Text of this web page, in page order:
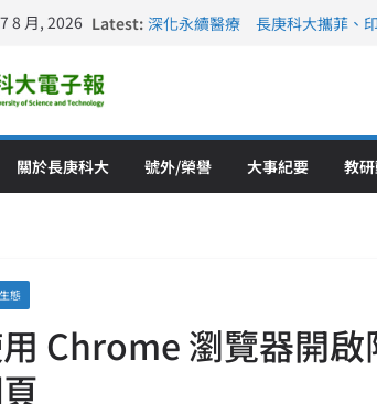
8 月, 2026 Latest: 深化永續醫療 長庚科大攜菲、
關於長庚科大 號外/榮譽 大事紀要 教
態
Chrome 瀏覽器開